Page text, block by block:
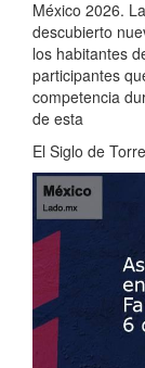
México 2026.
descubierto
los habitantes
participantes
competencia
de esta
El Siglo de